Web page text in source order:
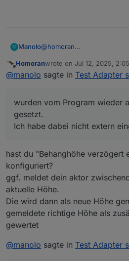
M Manolo@homoran
verstanden.
Hab dann alle Rolladen
Manu_Mode gesetzt.
Was meinst du mit Sidebar
Homoranwrote on Jul 12, 2025,
last edited by
@manolo sagte in Test Adapter
wurden vom Program wieder
gesetzt.
Ich habe dabei nicht extern
hast du "Behanghöhe verzögert
konfiguriert?
ggf. meldet dein aktor
aktuelle Höhe.
Die wird dann als neue Höhe
gemeldete richtige Höhe als
gewertet
@manolo sagte in Test Adapter